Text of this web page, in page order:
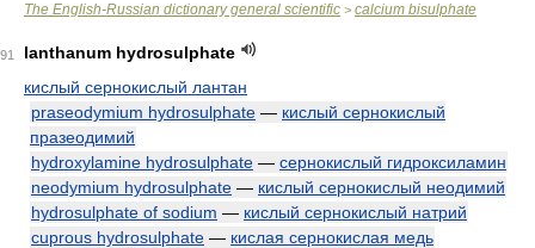
The English-Russian dictionary general scientific > calcium bisulphate
91
lanthanum hydrosulphate
кислый сернокислый лантан
praseodymium hydrosulphate — кислый сернокислый
празеодимий
hydroxylamine hydrosulphate — сернокислый гидроксиламин
neodymium hydrosulphate — кислый сернокислый неодимий
hydrosulphate of sodium — кислый сернокислый натрий
cuprous hydrosulphate — кислая сернокислая медь